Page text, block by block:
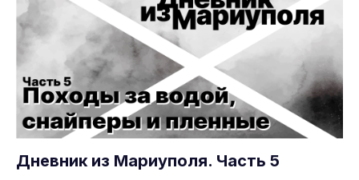
Дневник из Мариуполя. Часть 5